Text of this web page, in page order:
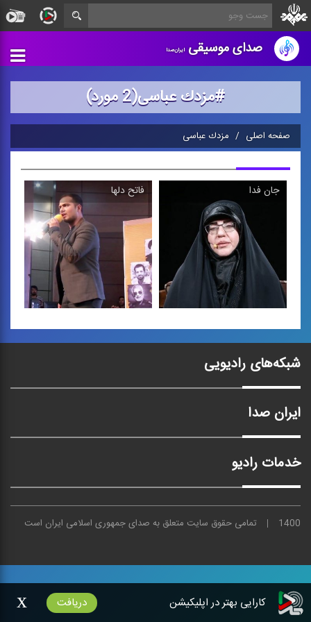
صدای موسیقیایران‌صدا
#مزدك عباسی(2 مورد)
صفحه اصلی مزدك عباسی
جان فدا
جان فدا
بازخوانی سرود با مضمون
جان فدا
فاتح دلها
فاتح دلها
حسن مجتبی (ع)
شبکه‌های رادیویی
ایران صدا
خدمات رادیو
1400 تمامی حقوق سایت متعلق به صدایجمهوری اسلامی ایران است
کارایی بهتر در اپلیکیشن دریافت x